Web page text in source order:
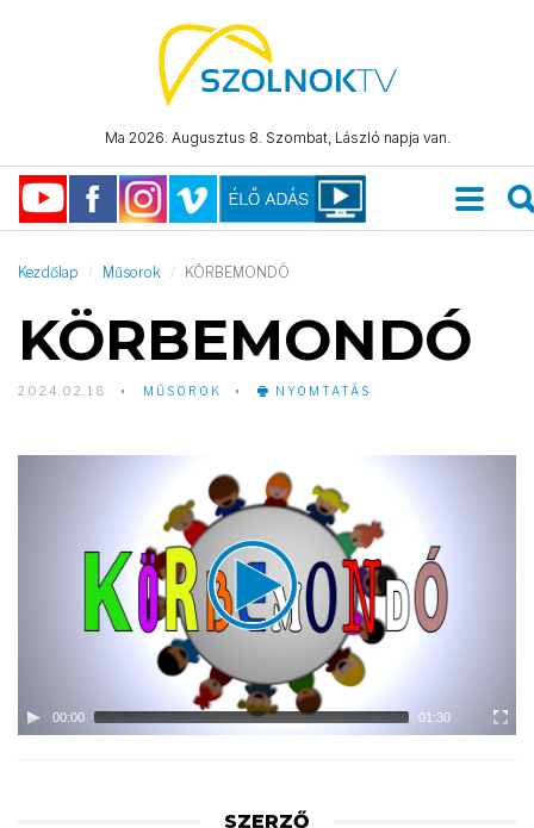
Ma 2026. Augusztus 8. Szombat, László napja van.
Kezdőlap Műsorok KÖRBEMONDÓ
KÖRBEMONDÓ
2024.02.18 MŰSOROK NYOMTATÁS
00:00 01:30
SZERZŐ